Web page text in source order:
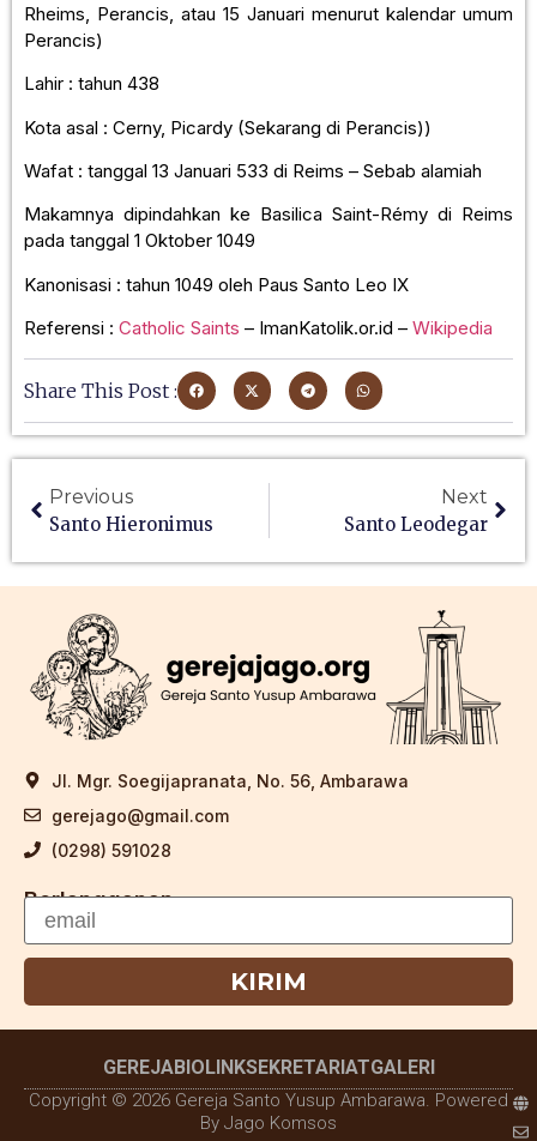
Rheims, Perancis, atau 15 Januari menurut kalendar umum
Perancis)
Lahir : tahun 438
Kota asal : Cerny, Picardy (Sekarang di Perancis))
Wafat : tanggal 13 Januari 533 di Reims – Sebab alamiah
Makamnya dipindahkan ke Basilica Saint-Rémy di Reims
pada tanggal 1 Oktober 1049
Kanonisasi : tahun 1049 oleh Paus Santo Leo IX
Referensi : Catholic Saints – ImanKatolik.or.id – Wikipedia
Share This Post :
Previous
Santo Hieronimus
Next
Santo Leodegar
Jl. Mgr. Soegijapranata, No. 56, Ambarawa
gerejago@gmail.com
(0298) 591028
Berlangganan
KIRIM
GEREJABIOLINKSEKRETARIATGALERI
Copyright © 2026 Gereja Santo Yusup Ambarawa. Powered
By Jago Komsos